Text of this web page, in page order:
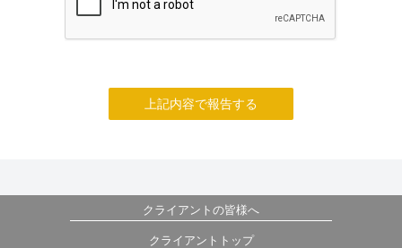
上記内容で報告する
クライアントの皆様へ
クライアントトップ